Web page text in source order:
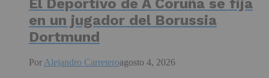
El Deportivo de A Coruña se fija
en un jugador del Borussia
Dortmund
Por Alejandro Carreteroagosto 4, 2026